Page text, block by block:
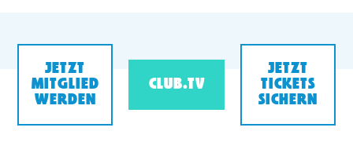
JETZT
MITGLIED
WERDEN
CLUB.TV
JETZT
TICKETS
SICHERN